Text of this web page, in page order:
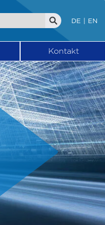
DE EN
Kontakt